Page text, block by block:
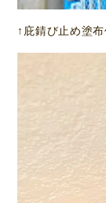
↑庇錆び止め塗